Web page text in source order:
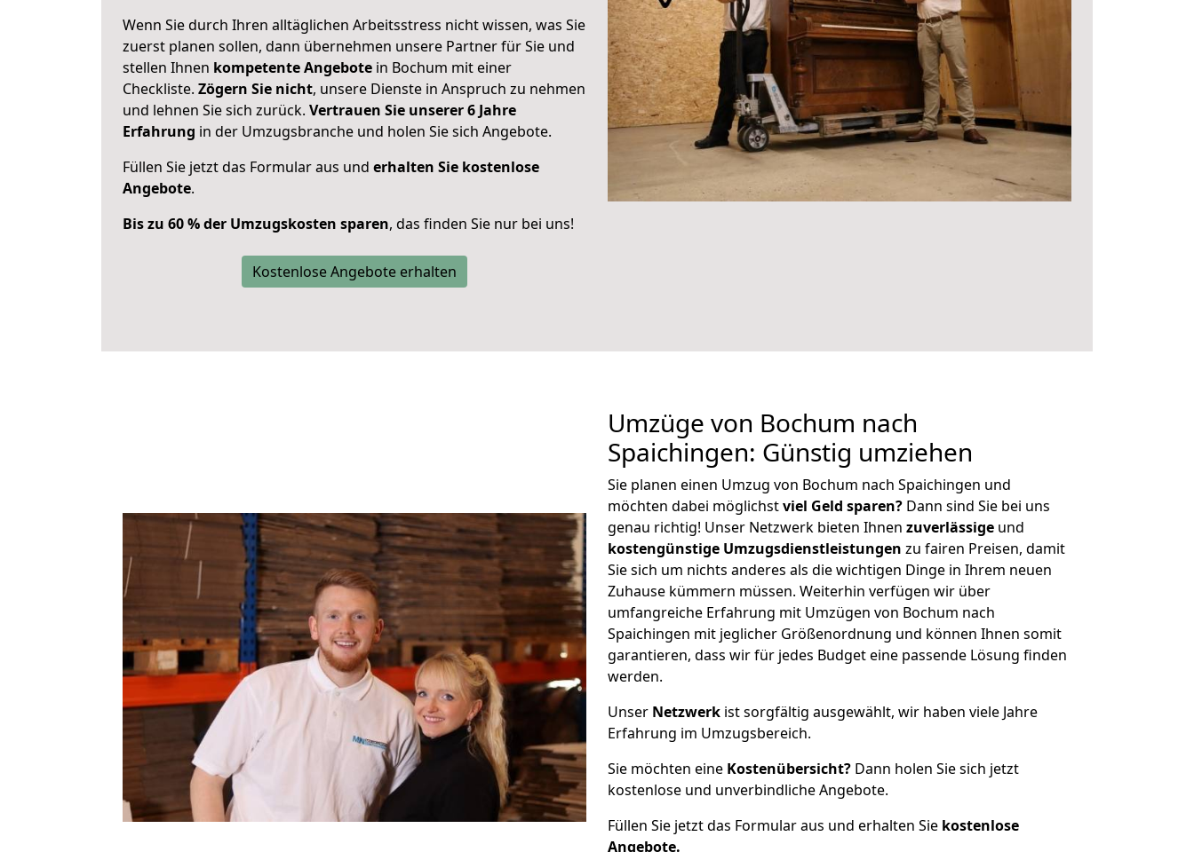
Wenn Sie durch Ihren alltäglichen Arbeitsstress nicht wissen, was Sie
zuerst planen sollen, dann übernehmen unsere Partner für Sie und
stellen Ihnen kompetente Angebote in Bochum mit einer
Checkliste. Zögern Sie nicht, unsere Dienste in Anspruch zu nehmen
und lehnen Sie sich zurück. Vertrauen Sie unserer 6 Jahre
Erfahrung in der Umzugsbranche und holen Sie sich Angebote.
Füllen Sie jetzt das Formular aus und erhalten Sie kostenlose
Angebote.
Bis zu 60 % der Umzugskosten sparen, das finden Sie nur bei uns!
Kostenlose Angebote erhalten
Umzüge von Bochum nach
Spaichingen: Günstig umziehen
Sie planen einen Umzug von Bochum nach Spaichingen und
möchten dabei möglichstviel Geld sparen? Dann sind Sie bei uns
genau richtig! Unser Netzwerk bieten Ihnen zuverlässige und
kostengünstige Umzugsdienstleistungen zu fairen Preisen, damit
Sie sich um nichts anderes als die wichtigen Dinge in Ihrem neuen
Zuhause kümmern müssen. Weiterhin verfügen wir über
umfangreiche Erfahrung mit Umzügen von Bochum nach
Spaichingen mit jeglicher Größenordnung und können Ihnen somit
garantieren, dass wir für jedes Budget eine passende Lösung finden
werden.
Unser Netzwerk ist sorgfältig ausgewählt, wir haben viele Jahre
Erfahrung im Umzugsbereich.
Sie möchten eine Kostenübersicht? Dann holen Sie sich jetzt
kostenlose und unverbindliche Angebote.
Füllen Sie jetzt das Formular aus und erhalten Sie kostenlose
Angebote.